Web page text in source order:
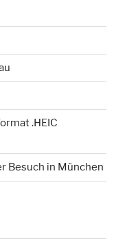
.HEIC
Besuch in München